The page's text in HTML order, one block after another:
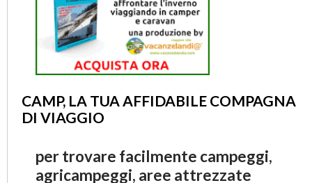
CAMP, LA TUA AFFIDABILE COMPAGNA
DI VIAGGIO
per trovare facilmente campeggi,
agricampeggi, aree attrezzate